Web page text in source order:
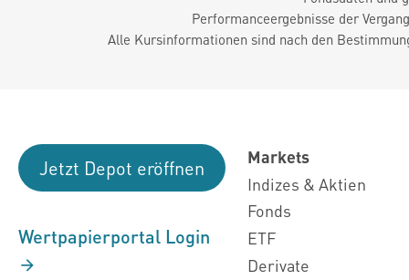
Performanceergebnisse der
Alle Kursinformationen sind nach den
Jetzt Depot eröffnen
Wertpapierportal Login
Markets
Indizes & Aktien
Fonds
ETF
Derivate